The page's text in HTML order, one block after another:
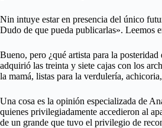
Nin intuye estar en presencia del único
Dudo de que pueda publicarlas». Leemos
Bueno, pero ¿qué artista para la
adquirió las treinta y siete cajas con los
la mamá, listas para la verdulería,
Una cosa es la opinión especializada de
quienes privilegiadamente accedieron al
de un grande que tuvo el privilegio de